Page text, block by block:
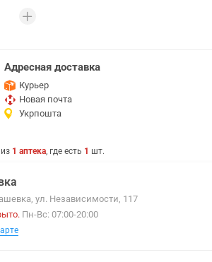
Адресная доставка
Курьер
Новая почта
Укрпошта
из 1 аптека, где есть 1 шт.
ул. Независимости, 117
. Пн-Вс: 07:00-20:00